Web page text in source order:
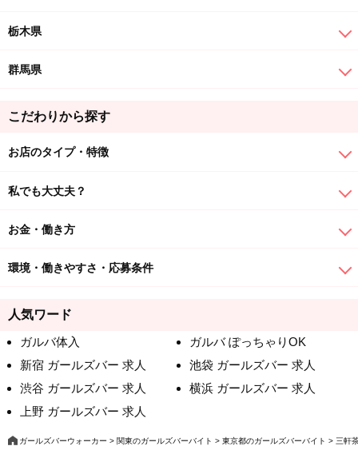
栃木県
群馬県
こだわりから探す
お店のタイプ・特徴
私でも大丈夫？
お金・働き方
環境・働きやすさ・応募条件
人気ワード
ガルバ体入
ガルバ ぽっちゃりOK
新宿 ガールズバー 求人
池袋 ガールズバー 求人
渋谷 ガールズバー 求人
横浜 ガールズバー 求人
上野 ガールズバー 求人
ガールズバーウォーカー 関東のガールズバーバイト 東京都のガールズバーバイト 三軒